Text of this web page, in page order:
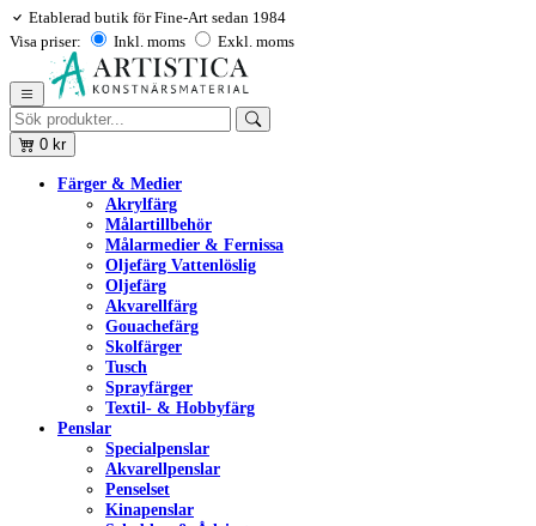
Etablerad butik för Fine-Art sedan 1984
Visa priser:
Inkl. moms Exkl. moms
0 kr
Färger & Medier
Akrylfärg
Målartillbehör
Målarmedier & Fernissa
Oljefärg Vattenlöslig
Oljefärg
Akvarellfärg
Gouachefärg
Skolfärger
Tusch
Sprayfärger
Textil- & Hobbyfärg
Penslar
Specialpenslar
Akvarellpenslar
Penselset
Kinapenslar